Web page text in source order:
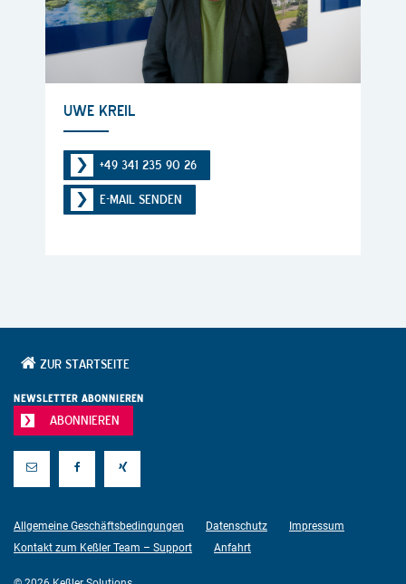
UWE KREIL
+49 341 235 90 26
E-MAIL SENDEN
ZUR STARTSEITE
NEWSLETTER ABONNIEREN
ABONNIEREN
Allgemeine Geschäftsbedingungen Datenschutz
Impressum
Kontakt zum Keßler Team – Support
Anfahrt